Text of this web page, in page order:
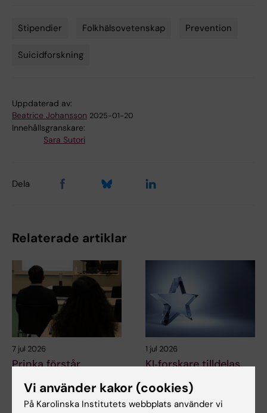
Stipendier Folkhälsovetenskap Prevention
Suicidforskning
Uppdaterad av:
Beatrice Johansson 2025-01-20
Innehållsgranskare:
Sara Sutori
Dela
Relaterade artiklar
7 jul 2026
Prinka förstår
mer sammankopplat
och systembsaserat
1 jul 2026
KI‑forskare tilldelas
stipendium för
melanomforskning
Vi använder kakor (cookies)
På Karolinska Institutets webbplats använder vi